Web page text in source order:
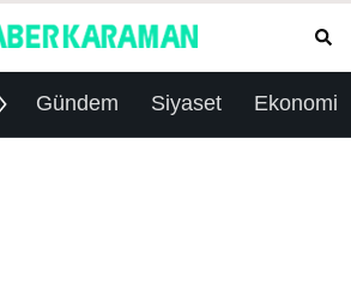
Gündem Siyaset Ekonomi